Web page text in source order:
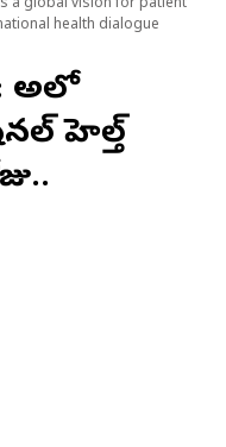
a global vision for patient
health dialogue
అపోలో
హెల్త్